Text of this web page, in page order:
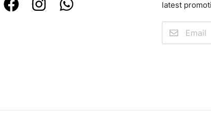
latest